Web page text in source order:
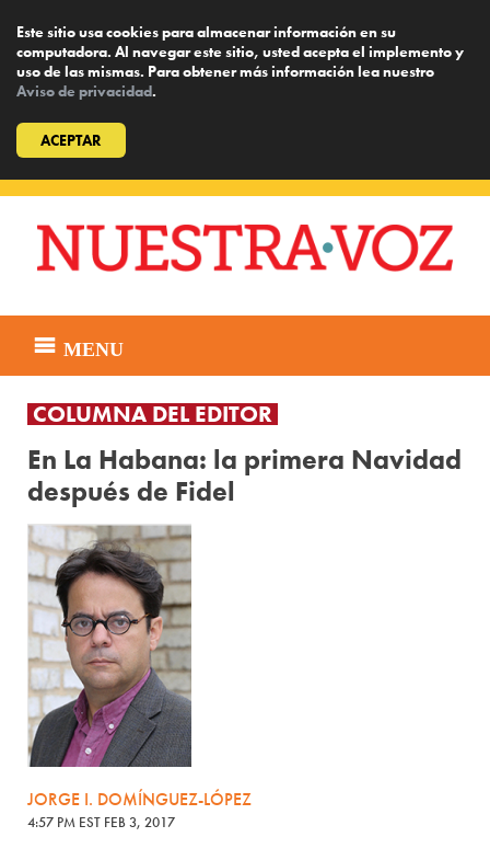
Este sitio usa cookies para almacenar información en su
computadora. Al navegar este sitio, usted acepta el implemento y
uso de las mismas. Para obtener más información lea nuestro
Aviso de privacidad.
ACEPTAR
content
MENU
COLUMNA DEL EDITOR
En La Habana: la primera Navidad
después de Fidel
JORGE I. DOMÍNGUEZ-LÓPEZ
4:57 PM EST FEB 3, 2017